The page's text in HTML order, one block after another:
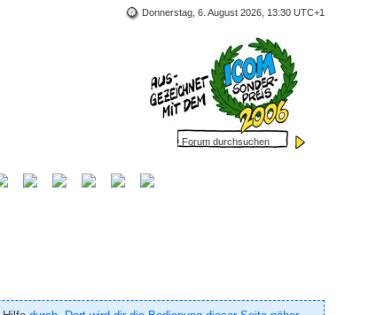
Donnerstag, 6. August 2026, 13:30 UTC+1